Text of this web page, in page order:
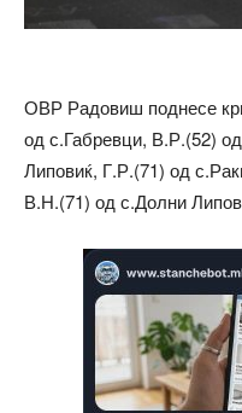
ОВР Радовиш поднесе
од с.Габревци, В.Р.(52)
Липовиќ, Г.Р.(71) од
В.Н.(71) од с.Долни